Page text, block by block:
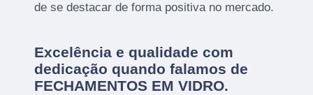
de se destacar de forma positiva no mercado.
Excelência e qualidade com
dedicação quando falamos de
FECHAMENTOS EM VIDRO.